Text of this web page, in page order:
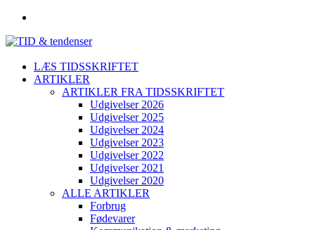
LÆS TIDSSKRIFTET
ARTIKLER
ARTIKLER FRA TIDSSKRIFTET
Udgivelser 2026
Udgivelser 2025
Udgivelser 2024
Udgivelser 2023
Udgivelser 2022
Udgivelser 2021
Udgivelser 2020
ALLE ARTIKLER
Forbrug
Fødevarer